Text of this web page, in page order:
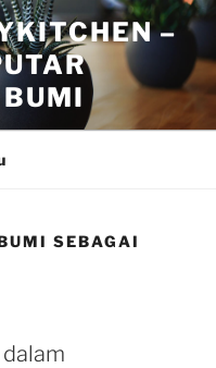
–
SEBAGAI